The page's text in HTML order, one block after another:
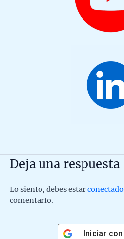
Deja una respuesta
Lo siento, debes estarconectado
comentario.
Iniciar con